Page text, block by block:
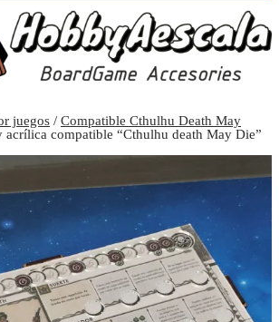
juegos / Compatible Cthulhu Death May
acrílica compatible “Cthulhu death May Die”